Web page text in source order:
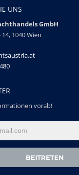
UNS
GmbH
1040 Wien
vorab!